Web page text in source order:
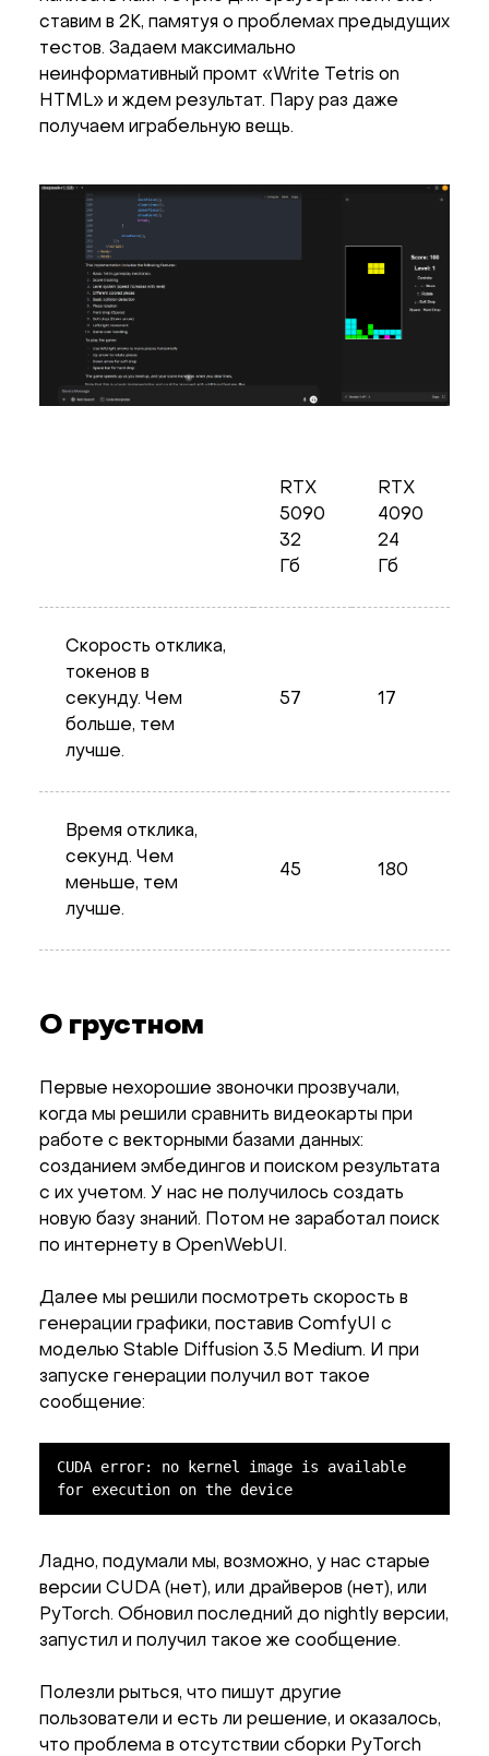
ставим в 2K, памятуя о проблемах предыдущих
тестов. Задаем максимально
неинформативный промт «Write Tetris on
HTML» и ждем результат. Пару раз даже
получаем играбельную вещь.
RTX
5090
32
Гб
RTX
4090
24
Гб
Скорость отклика,
токенов в
секунду. Чем
больше, тем
лучше.
57 17
Время отклика,
секунд. Чем
меньше, тем
лучше.
45 180
О грустном
Первые нехорошие звоночки прозвучали,
когда мы решили сравнить видеокарты при
работе с векторными базами данных:
созданием эмбедингов и поиском результата
с их учетом. У нас не получилось создать
новую базу знаний. Потом не заработал поиск
по интернету в OpenWebUI.
Далее мы решили посмотреть скорость в
генерации графики, поставив ComfyUI с
моделью Stable Diffusion 3.5 Medium. И при
запуске генерации получил вот такое
сообщение:
CUDA error: no kernel image is available
for execution on the device
Ладно, подумали мы, возможно, у нас старые
версии CUDA (нет), или драйверов (нет), или
PyTorch. Обновил последний до nightly версии,
запустил и получил такое же сообщение.
Полезли рыться, что пишут другие
пользователи и есть ли решение, и оказалось,
что проблема в отсутствии сборки PyTorch